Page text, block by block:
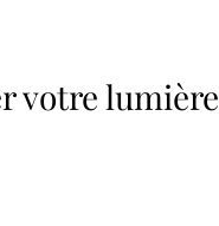
votre lumière